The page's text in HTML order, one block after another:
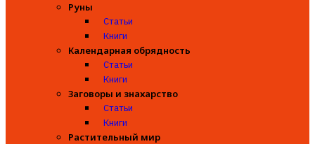
Руны
Статьи
Книги
Календарная обрядность
Статьи
Книги
Заговоры и знахарство
Статьи
Книги
Растительный мир